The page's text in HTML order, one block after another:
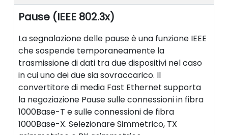
Pause (IEEE 802.3x)
La segnalazione delle pause è una funzione IEEE
che sospende temporaneamente la
trasmissione di dati tra due dispositivi nel caso
in cui uno dei due sia sovraccarico. Il
convertitore di media Fast Ethernet supporta
la negoziazione Pause sulle connessioni in fibra
1000Base-T e sulle connessioni de fibra
1000Base-X. Selezionare Simmetrico, TX